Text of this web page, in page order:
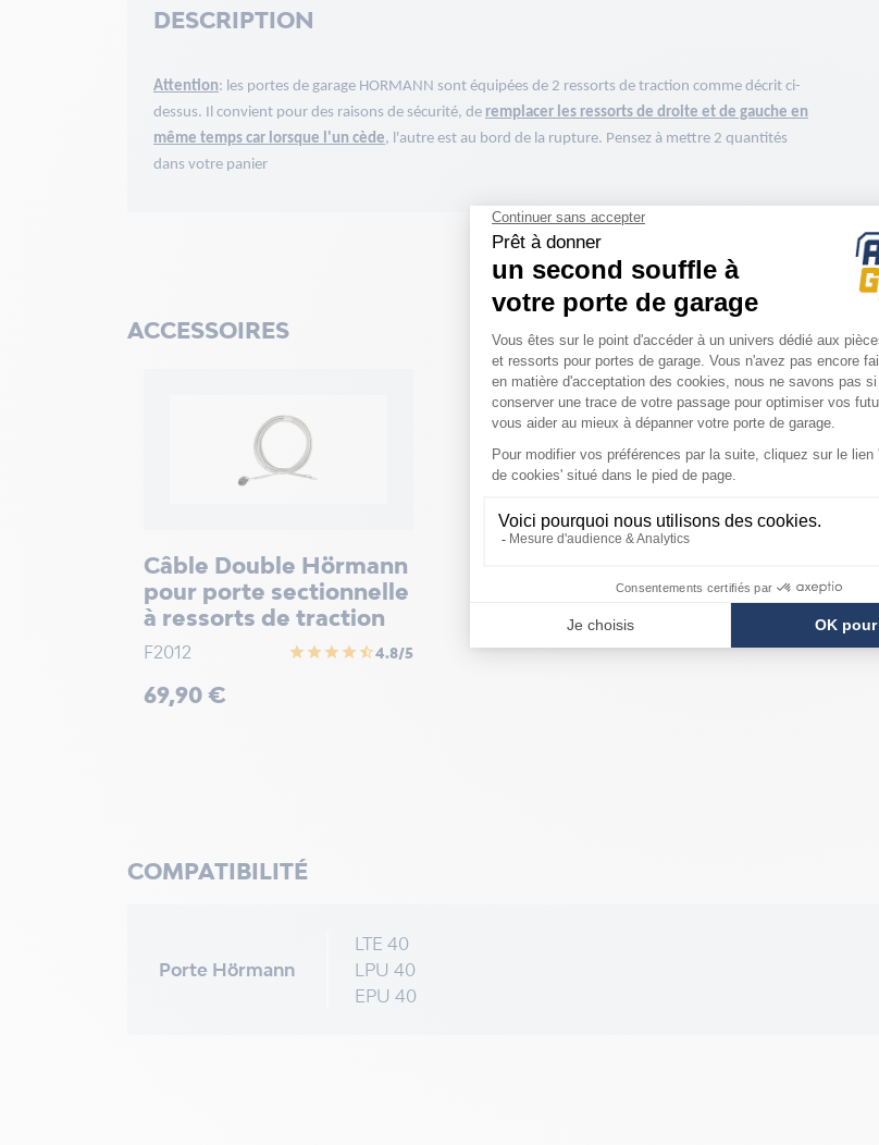
DESCRIPTION
Attention: les portes de garage HORMANN sont équipées de 2 ressorts de traction comme décrit ci-
dessus. Il convient pour des raisons de sécurité, de remplacer les ressorts de droite et de gauche en
même temps car lorsque l'un cède, l'autre est au bord de la rupture. Pensez à mettre 2 quantités
dans votre panier
ACCESSOIRES
Câble Double Hörmann
pour porte sectionnelle
à ressorts de traction
F2012 star star star star star_half4.8/5
Prix
69,90 €
COMPATIBILITÉ
Porte Hörmann
LTE 40
LPU 40
EPU 40